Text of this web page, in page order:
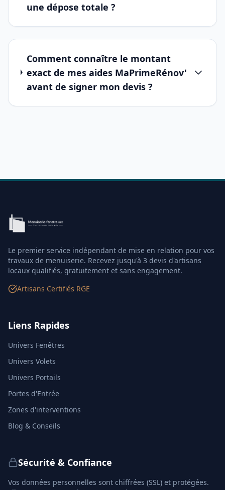
une dépose totale ?
Comment connaître le montant
exact de mes aides MaPrimeRénov'
avant de signer mon devis ?
Le premier service indépendant de mise en relation pour vos
travaux de menuiserie. Recevez jusqu'à 3 devis d'artisans
locaux qualifiés, gratuitement et sans engagement.
Artisans Certifiés RGE
Liens Rapides
Univers Fenêtres
Univers Volets
Univers Portails
Portes d'Entrée
Zones d'interventions
Blog & Conseils
Sécurité & Confiance
Vos données personnelles sont chiffrées (SSL) et protégées.